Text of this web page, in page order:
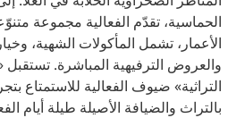
الحماسية، تقدّم الفعالية مجموعة
الأعمار، تشمل المأكولات الشهية،
والعروض الترفيهية المباشرة. تستقبل
التراثية» ضيوف الفعالية للاستمتاع
بالتراث والضيافة الأصيلة طيلة أيام